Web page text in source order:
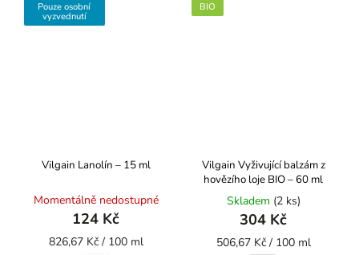
Pouze osobní
vyzvednutí
Vilgain Lanolín – 15 ml
Momentálně nedostupné
124 Kč
826,67 Kč / 100 ml
BIO
Vilgain Vyživující balzám z
hovězího loje BIO – 60 ml
Skladem (2 ks)
304 Kč
506,67 Kč / 100 ml